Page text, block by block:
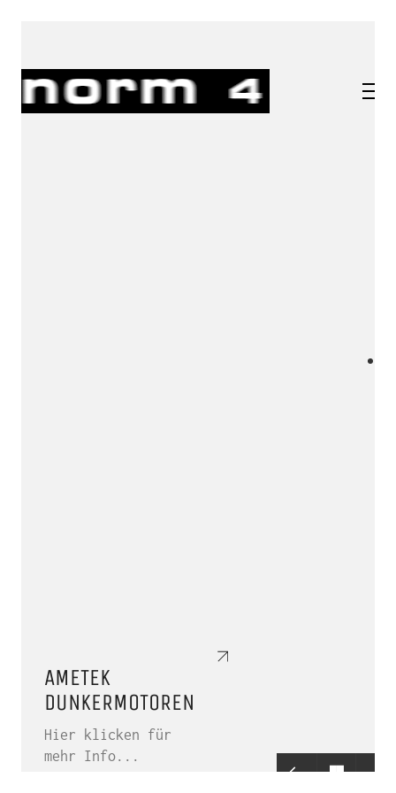
AMETEK
DUNKERMOTOREN
Hier klicken für
mehr Info...